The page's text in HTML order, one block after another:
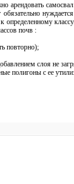
арендовать
почв :
повторно);
слоя не
полигоны с ее